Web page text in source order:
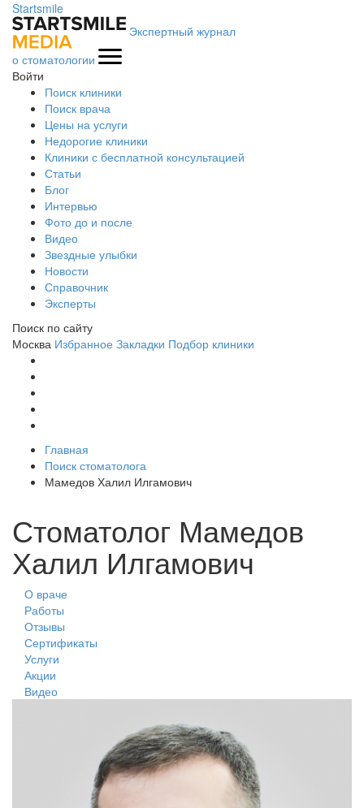
Startsmile
Экспертный журнал
о стоматологии
Войти
Поиск клиники
Поиск врача
Цены на услуги
Недорогие клиники
Клиники с бесплатной консультацией
Статьи
Блог
Интервью
Фото до и после
Видео
Звездные улыбки
Новости
Справочник
Эксперты
Поиск по сайту
Москва Избранное Закладки Подбор клиники
Главная
Поиск стоматолога
Мамедов Халил Илгамович
Стоматолог Мамедов
Халил Илгамович
О враче
Работы
Отзывы
Сертификаты
Услуги
Акции
Видео